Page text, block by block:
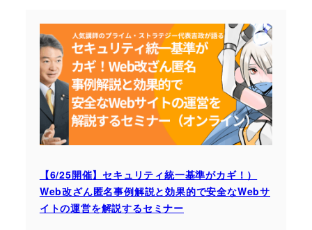
【6/25開催】セキュリティ統一基準がカギ！）
Web改ざん匿名事例解説と効果的で安全なWebサ
イトの運営を解説するセミナー